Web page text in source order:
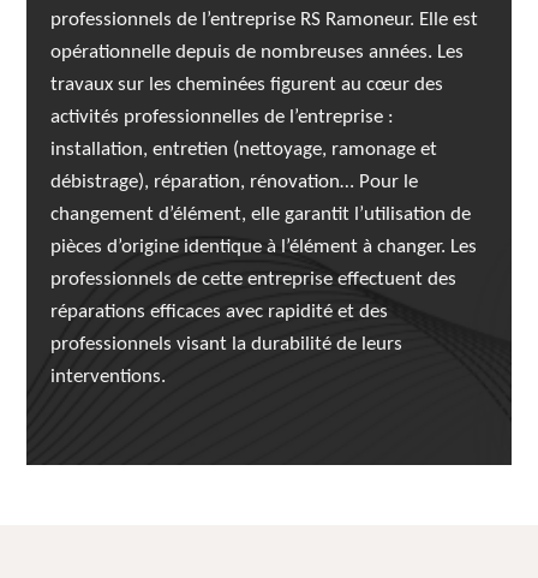
professionnels de l’entreprise RS Ramoneur. Elle est
opérationnelle depuis de nombreuses années. Les
travaux sur les cheminées figurent au cœur des
activités professionnelles de l’entreprise :
installation, entretien (nettoyage, ramonage et
débistrage), réparation, rénovation… Pour le
changement d’élément, elle garantit l’utilisation de
pièces d’origine identique à l’élément à changer. Les
professionnels de cette entreprise effectuent des
réparations efficaces avec rapidité et des
professionnels visant la durabilité de leurs
interventions.